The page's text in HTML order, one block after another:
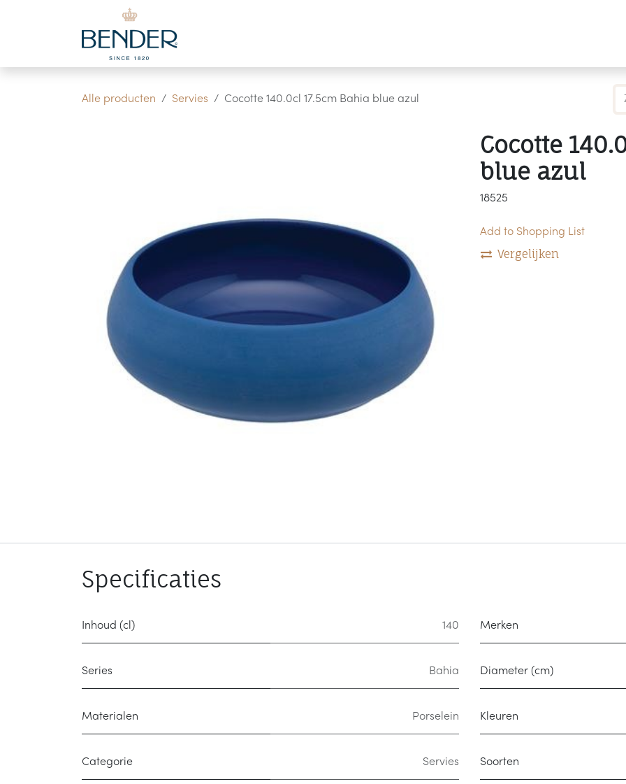
Overslaan naar inhoud
Alle producten Servies Cocotte 140.0cl 17.5cm Bahia blue azul
Cocotte
blue azul
18525
Add to Shopping List
Vergelijken
Specificaties
Inhoud (cl) 140 Merken
Series Bahia Diameter (cm)
Materialen Porselein Kleuren
Categorie Servies Soorten